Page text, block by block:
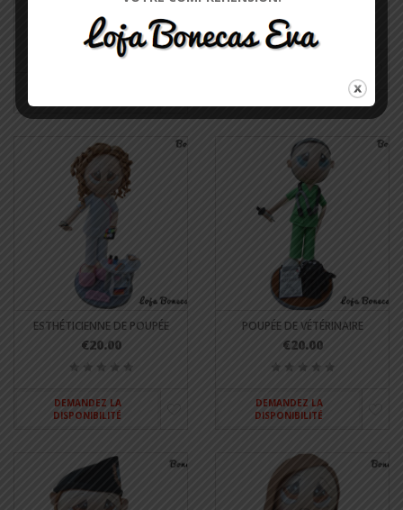
€20.00
ESTHÉTICIENNE DE POUPÉE
€20.00
DEMANDEZ LA
DISPONIBILITÉ
POUPÉE DE VÉTÉRINAIRE
€20.00
DEMANDEZ LA
DISPONIBILITÉ